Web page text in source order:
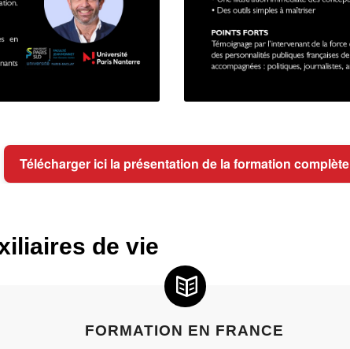
Télécharger ici la présentation de la formation complète
de vie
FORMATION EN FRANCE